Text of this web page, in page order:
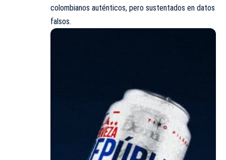
colombianos auténticos, pero sustentados en datos
falsos.